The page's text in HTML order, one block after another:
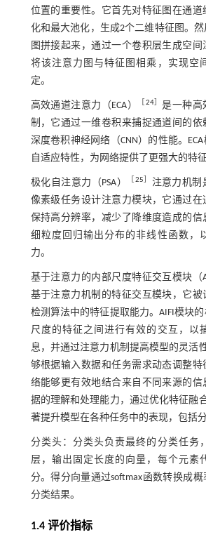
位置的重要性。它首先对特征图在通道
化和最大池化，生成2个二维特征图。
图拼接起来，通过一个卷积层生成空间
将该注意力图与特征图相乘，实现空
定。
高效通道注意力（ECA） 24］ 是一种高
制，它通过一维卷积来捕捉通道间的依
深度卷积神经网络（CNN）的性能。
自适应特性，为网络提供了更强大的特
极化自注意力（PSA） 25
注意力机制
像素级任务设计注意力模块，它通过在
保持高分辨率，减少了降维度造成的信
细粒度回归输出分布的非线性函数，
力。
基于注意力的内部尺度特征交互模块（
基于注意力机制的特征交互模块，它被
检测算法中的特征提取能力。AIFI模块
尺度的特征之间进行有效的交互，以
息，并通过注意力机制提高模型的灵活
够根据输入数据和任务需求动态调整特
络能够更有效地结合来自不同来源的信
据的理解和处理能力，通过优化特征融
著提升模型在各种任务中的表现，包括
分类头：分类头负责最终的分类任务
层，输出固定长度的向量，每个元素
分。得分向量通过softmax函数转换成
分类结果。
1.4 评价指标